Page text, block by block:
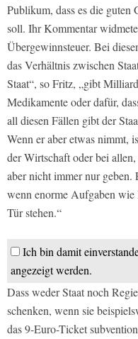
Publikum, dass es die guten
soll. Ihr Kommentar
Übergewinnsteuer. Bei
das Verhältnis zwischen
Staat“, so Fritz, „gibt
Medikamente oder dafür,
all diesen Fällen gibt der
Wenn er aber etwas nimmt,
der Wirtschaft oder bei
aber nicht immer nur geben.
wenn enorme Aufgaben
Tür stehen.“
Ich bin damit
angezeigt werden.
Dass weder Staat noch
schenken, wenn sie
das 9-Euro-Ticket